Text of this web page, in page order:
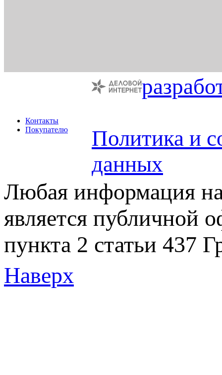
Контакты
Покупателю
Политика и
данных
Любая информация на
является публичной
пункта 2 статьи 437
Наверх